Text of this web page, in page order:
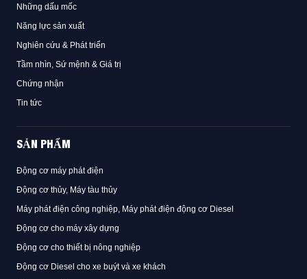
Những dấu mốc
Năng lực sản xuất
Nghiên cứu & Phát triển
Tầm nhìn, Sứ mệnh & Giá trị
Chứng nhận
Tin tức
SẢN PHẨM
Động cơ máy phát điện
Động cơ thủy, Máy tàu thủy
Máy phát điện công nghiệp, Máy phát điện động cơ Diesel
Động cơ cho máy xây dựng
Động cơ cho thiết bị nông nghiệp
Động cơ Diesel cho xe buýt và xe khách